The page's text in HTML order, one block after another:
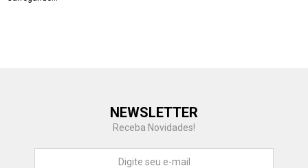
NEWSLETTER
Receba Novidades!